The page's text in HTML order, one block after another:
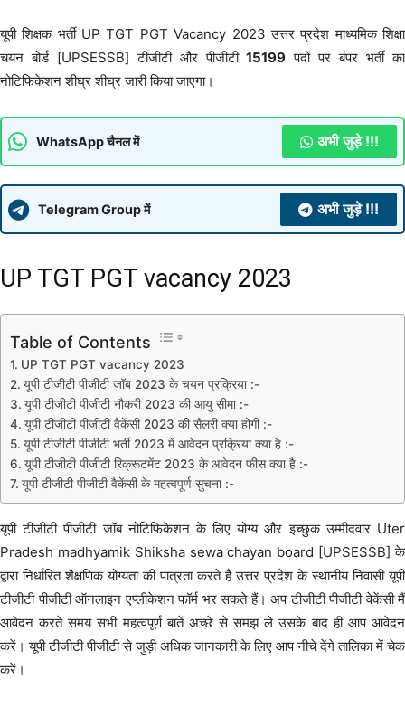
यूपी शिक्षक भर्ती UP TGT PGT Vacancy 2023 उत्तर प्रदेश माध्यमिक शिक्षा
चयन बोर्ड [UPSESSB] टीजीटी और पीजीटी15199 पदों पर बंपर भर्ती का
नोटिफिकेशन शीघ्र शीघ्र जारी किया जाएगा।
WhatsApp चैनल में अभी जुड़े !!!
Telegram Group में अभी जुड़े !!!
UP TGT PGT vacancy 2023
Table of Contents
UP TGT PGT vacancy 2023
यूपी टीजीटी पीजीटी जॉब 2023 के चयन प्रक्रिया :-
यूपी टीजीटी पीजीटी नौकरी 2023 की आयु सीमा :-
यूपी टीजीटी पीजीटी वैकेंसी 2023 की सैलरी क्या होगी :-
यूपी टीजीटी पीजीटी भर्ती 2023 में आवेदन प्रक्रिया क्या है :-
यूपी टीजीटी पीजीटी रिक्रूटमेंट 2023 के आवेदन फीस क्या है :-
यूपी टीजीटी पीजीटी वैकेंसी के महत्वपूर्ण सुचना :-
यूपी टीजीटी पीजीटी जॉब नोटिफिकेशन के लिए योग्य और इच्छुक उम्मीदवार Uter
Pradesh madhyamik Shiksha sewa chayan board [UPSESSB] के
द्वारा निर्धारित शैक्षणिक योग्यता की पात्रता करते हैं उत्तर प्रदेश के स्थानीय निवासी यूपी
टीजीटी पीजीटी ऑनलाइन एप्लीकेशन फॉर्म भर सकते हैं। अप टीजीटी पीजीटी वेकेंसी मैं
आवेदन करते समय सभी महत्वपूर्ण बातें अच्छे से समझ ले उसके बाद ही आप आवेदन
करें। यूपी टीजीटी पीजीटी से जुड़ी अधिक जानकारी के लिए आप नीचे देंगे तालिका में चेक
करें।